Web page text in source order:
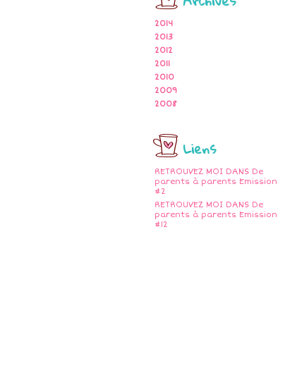
2014
2013
2012
2011
2010
2009
2008
Liens
RETROUVEZ MOI DANS De
parents à parents Emission
#2
RETROUVEZ MOI DANS De
parents à parents Emission
#12